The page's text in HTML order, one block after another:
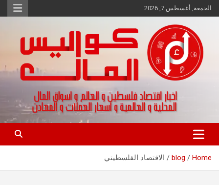
Skip
to
الجمعة, أغسطس 7, 2026
كواليس المال
اخبار اقتصاد فلسطين و العالم و تقارير اسواق المال و العملات
Home
blog الاقتصاد الفلسطيني